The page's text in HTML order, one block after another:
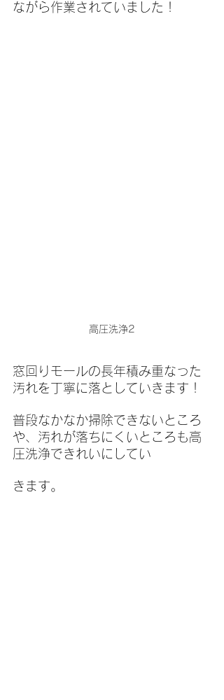
ながら作業されていました！
高圧洗浄2
窓回りモールの長年積み重なった
汚れを丁寧に落としていきます！
普段なかなか掃除できないところ
や、汚れが落ちにくいところも高
圧洗浄できれいにしてい
きます。